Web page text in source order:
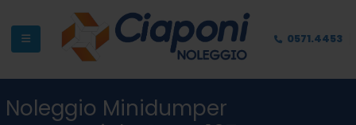
0571.4453
Noleggio Minidumper